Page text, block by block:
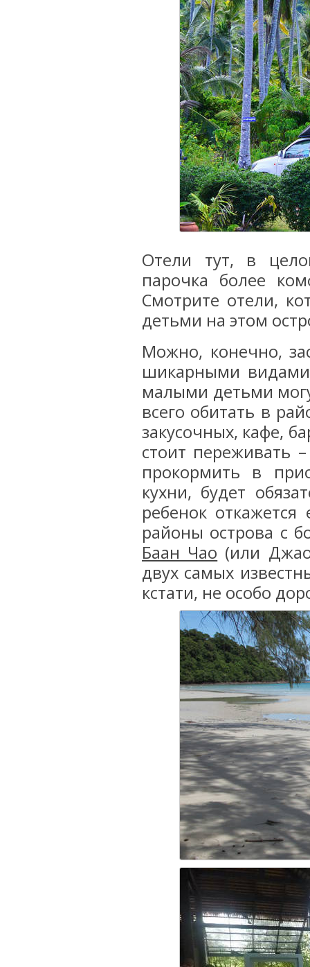
Отели тут, в
парочка более
Смотрите отели,
детьми на этом
Можно, конечно,
шикарными
малыми детьми
всего обитать в
закусочных, кафе,
стоит переживать
прокормить в
кухни, будет
ребенок
районы острова с
Баан Чао (или
двух самых
кстати, не особо